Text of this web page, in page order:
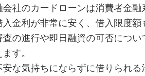
社のカードローンは消費者金
入金利が非常に安く、借入限度
の進行や即日融資の可否につ
す。
な気持ちにならずに借りられ